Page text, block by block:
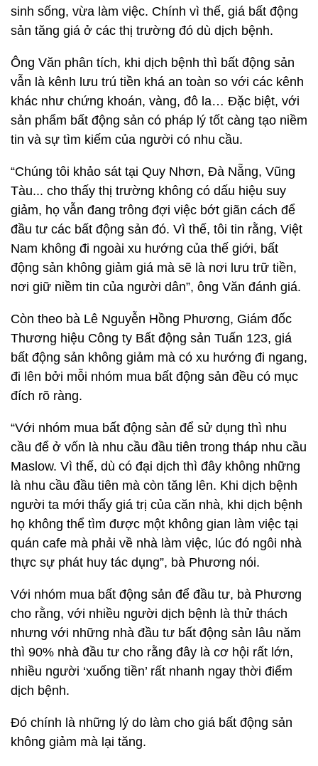
sinh sống, vừa làm việc. Chính vì thế, giá bất động
sản tăng giá ở các thị trường đó dù dịch bệnh.
Ông Văn phân tích, khi dịch bệnh thì bất động sản
vẫn là kênh lưu trú tiền khá an toàn so với các kênh
khác như chứng khoán, vàng, đô la… Đặc biệt, với
sản phẩm bất động sản có pháp lý tốt càng tạo niềm
tin và sự tìm kiếm của người có nhu cầu.
“Chúng tôi khảo sát tại Quy Nhơn, Đà Nẵng, Vũng
Tàu... cho thấy thị trường không có dấu hiệu suy
giảm, họ vẫn đang trông đợi việc bớt giãn cách để
đầu tư các bất động sản đó. Vì thế, tôi tin rằng, Việt
Nam không đi ngoài xu hướng của thế giới, bất
động sản không giảm giá mà sẽ là nơi lưu trữ tiền,
nơi giữ niềm tin của người dân”, ông Văn đánh giá.
Còn theo bà Lê Nguyễn Hồng Phương, Giám đốc
Thương hiệu Công ty Bất động sản Tuấn 123, giá
bất động sản không giảm mà có xu hướng đi ngang,
đi lên bởi mỗi nhóm mua bất động sản đều có mục
đích rõ ràng.
“Với nhóm mua bất động sản để sử dụng thì nhu
cầu để ở vốn là nhu cầu đầu tiên trong tháp nhu cầu
Maslow. Vì thế, dù có đại dịch thì đây không những
là nhu cầu đầu tiên mà còn tăng lên. Khi dịch bệnh
người ta mới thấy giá trị của căn nhà, khi dịch bệnh
họ không thể tìm được một không gian làm việc tại
quán cafe mà phải về nhà làm việc, lúc đó ngôi nhà
thực sự phát huy tác dụng”, bà Phương nói.
Với nhóm mua bất động sản để đầu tư, bà Phương
cho rằng, với nhiều người dịch bệnh là thử thách
nhưng với những nhà đầu tư bất động sản lâu năm
thì 90% nhà đầu tư cho rằng đây là cơ hội rất lớn,
nhiều người ‘xuống tiền’ rất nhanh ngay thời điểm
dịch bệnh.
Đó chính là những lý do làm cho giá bất động sản
không giảm mà lại tăng.